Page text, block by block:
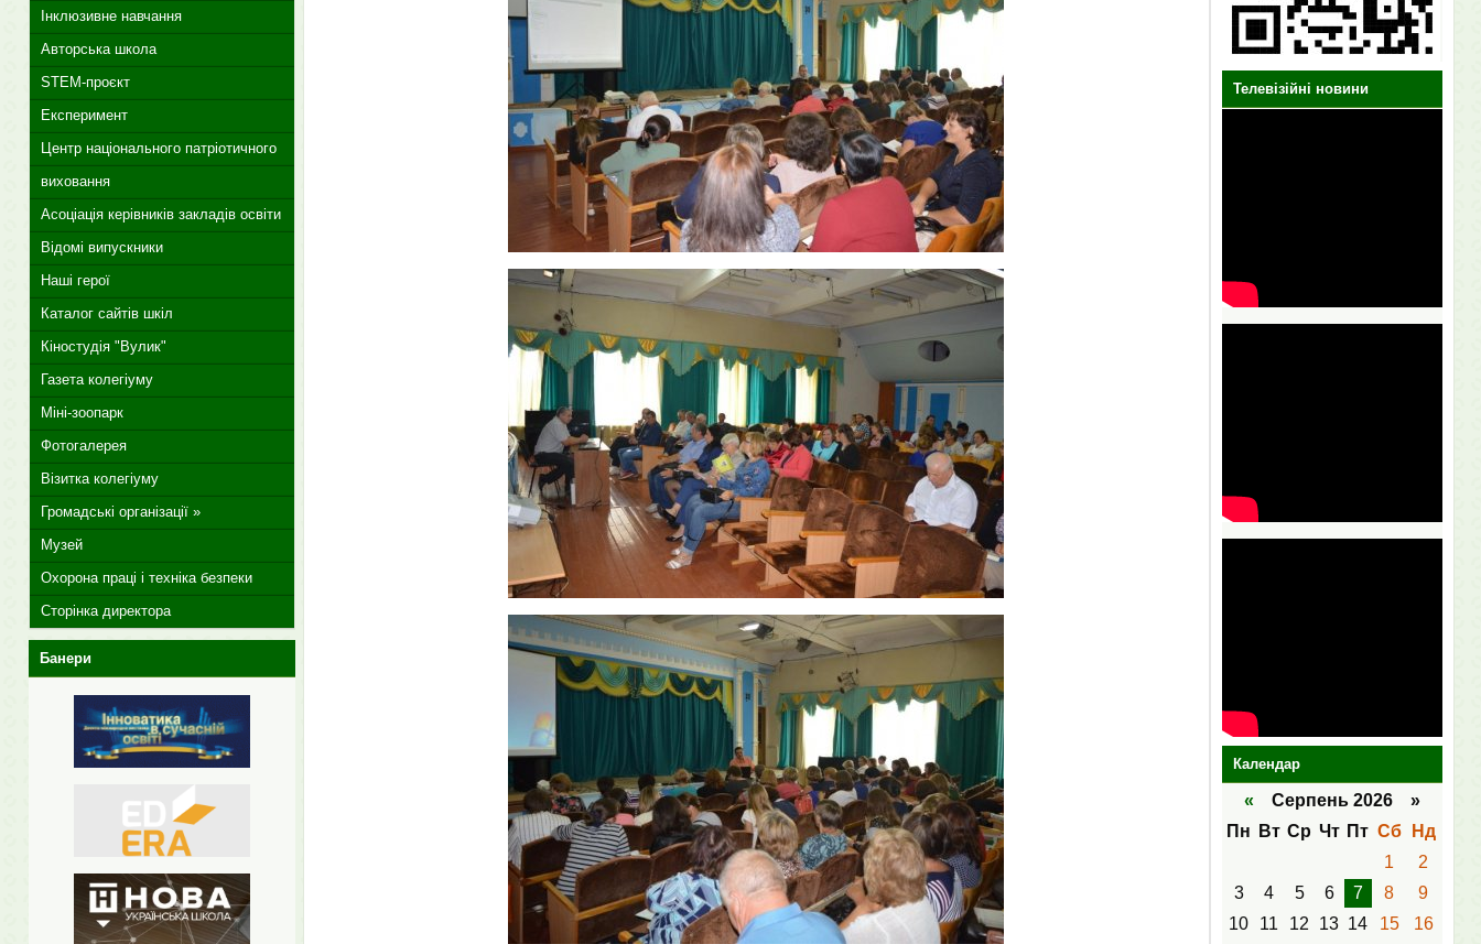
Телевізійні новини
Календар
« Серпень 2026 »
Пн
Вт Ср Чт Пт Сб
Нд
1
2
3
4 5 6 7 8
9
10
11 12 13 14 15
16
Інклюзивне навчання
Авторська школа
STEM-проєкт
Експеримент
Центр національного патріотичного
виховання
Асоціація керівників закладів освіти
Відомі випускники
Наші герої
Каталог сайтів шкіл
Кіностудія "Вулик"
Газета колегіуму
Міні-зоопарк
Фотогалерея
Візитка колегіуму
Громадські організації »
Музей
Охорона праці і техніка безпеки
Сторінка директора
Банери